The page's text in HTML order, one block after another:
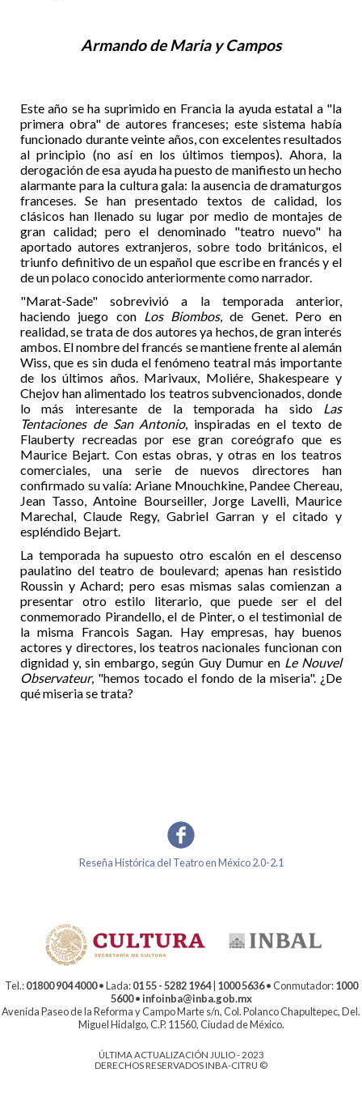
Armando de Maria y Campos
Este año se ha suprimido en Francia la ayuda estatal a "la
primera obra" de autores franceses; este sistema había
funcionado durante veinte años, con excelentes resultados
al principio (no así en los últimos tiempos). Ahora, la
derogación de esa ayuda ha puesto de manifiesto un hecho
alarmante para la cultura gala: la ausencia de dramaturgos
franceses. Se han presentado textos de calidad, los
clásicos han llenado su lugar por medio de montajes de
gran calidad; pero el denominado "teatro nuevo" ha
aportado autores extranjeros, sobre todo británicos, el
triunfo definitivo de un español que escribe en francés y el
de un polaco conocido anteriormente como narrador.
"Marat-Sade" sobrevivió a la temporada anterior,
haciendo juego con Los Biombos, de Genet. Pero en
realidad, se trata de dos autores ya hechos, de gran interés
ambos. El nombre del francés se mantiene frente al alemán
Wiss, que es sin duda el fenómeno teatral más importante
de los últimos años. Marivaux, Moliére, Shakespeare y
Chejov han alimentado los teatros subvencionados, donde
lo más interesante de la temporada ha sido Las
Tentaciones de San Antonio, inspiradas en el texto de
Flauberty recreadas por ese gran coreógrafo que es
Maurice Bejart. Con estas obras, y otras en los teatros
comerciales, una serie de nuevos directores han
confirmado su valía: Ariane Mnouchkine, Pandee Chereau,
Jean Tasso, Antoine Bourseiller, Jorge Lavelli, Maurice
Marechal, Claude Regy, Gabriel Garran y el citado y
espléndido Bejart.
La temporada ha supuesto otro escalón en el descenso
paulatino del teatro de boulevard; apenas han resistido
Roussin y Achard; pero esas mismas salas comienzan a
presentar otro estilo literario, que puede ser el del
conmemorado Pirandello, el de Pinter, o el testimonial de
la misma Francois Sagan. Hay empresas, hay buenos
actores y directores, los teatros nacionales funcionan con
dignidad y, sin embargo, según Guy Dumur en Le Nouvel
Observateur, "hemos tocado el fondo de la miseria". ¿De
qué miseria se trata?
Reseña Histórica del Teatro en México 2.0-2.1
Tel.:01800 904 4000• Lada:01 55 - 5282 1964| 1000 5636• Conmutador:1000
5600•infoinba@inba.gob.mx
Avenida Paseo de la Reforma y Campo Marte s/n, Col. Polanco Chapultepec, Del.
Miguel Hidalgo, C.P. 11560, Ciudad de México.
ÚLTIMA ACTUALIZACIÓN JULIO - 2023
DERECHOS RESERVADOS INBA-CITRU ©